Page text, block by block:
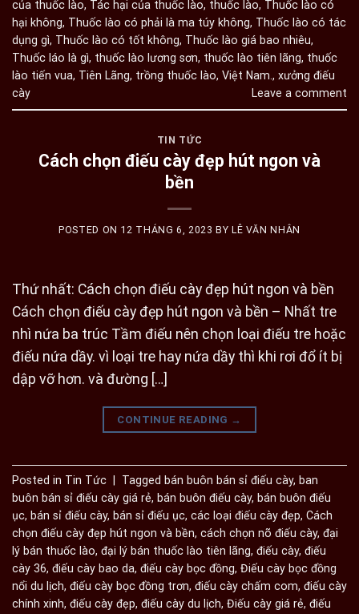
của thuốc lào, Tác hại của thuốc lào, thuốc lào, Thuốc lào có
hại không, Thuốc lào có phải là ma túy không, Thuốc lào có tác
dụng gì, Thuốc lào có tốt không, Thuốc lào giá bao nhiêu,
Thuốc láo là gì, thuốc lào lương sơn, thuốc lào tiên lãng, thuốc
lào tiến vua, Tiên Lãng, trồng thuốc lào, Việt Nam., xưởng điếu
cày
Leave a comment
TIN TỨC
Cách chọn điếu cày đẹp hút ngon và
bền
POSTED ON 12 THÁNG 6, 2023 BY LÊ VĂN NHÂN
Thứ nhất: Cách chọn điếu cày đẹp hút ngon và bền
Cách chọn điếu cày đẹp hút ngon và bền – Nhất tre
nhì nứa ba trúc Tầm điếu nên chọn loại điếu tre hoặc
điếu nứa dầy. vì loại tre hay nứa dầy thì khi rơi đổ ít bị
dập vỡ hơn. và đường […]
CONTINUE READING →
Posted in Tin Tức Tagged bán buôn bán sỉ điếu cày, ban
buôn bán sỉ điếu cày giá rẻ, bán buôn điếu cày, bán buôn điếu
ục, bán sỉ điếu cày, bán sỉ điếu ục, các loại điếu cày đẹp, Cách
chọn điếu cày đẹp hút ngon và bền, cách chọn nõ điếu cày, đại
lý bán thuốc lào, đại lý bán thuốc lào tiên lãng, điếu cày, điếu
cày 36, điếu cày bao da, điếu cày bọc đồng, Điếu cày bọc đồng
nổi du lịch, điếu cày bọc đồng trơn, điếu cày chấm com, điếu cày
chính xinh, điếu cày đẹp, điếu cày du lịch, Điếu cày giá rẻ, điếu